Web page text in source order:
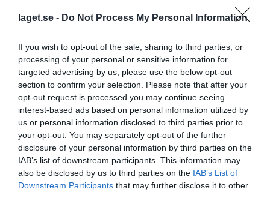
laget.se - Do Not Process My Personal Information
If you wish to opt-out of the sale, sharing to third parties, or
processing of your personal or sensitive information for
targeted advertising by us, please use the below opt-out
section to confirm your selection. Please note that after your
opt-out request is processed you may continue seeing
interest-based ads based on personal information utilized by
us or personal information disclosed to third parties prior to
your opt-out. You may separately opt-out of the further
disclosure of your personal information by third parties on the
IAB’s list of downstream participants. This information may
also be disclosed by us to third parties on the IAB’s List of
Downstream Participants that may further disclose it to other
Erkisi och Astrid Walldén. Rätttvist, nja, men det är ju målen som
räknas.
I den andra halvleken har Rytterne mest boll och skapar väl ett
hundratal hörnor. De kan både reducera och kvittera efter hörnor,
vad annars, och matchen slutar 2-2. Ett inte alls orättvist resultat,
tycker jag, men det räckte ändå till en poäng och vi kan hålla
Rytterne efter oss i tabellen och fick lite revansch från vårens
"disaster"på Behrn!
Att sen skribenten sedan lyckas bli avvisad från bänken är ju en
historia som kräver sin förklaring. Innan ni läser vidare nu, tänk så
här. Det är domaren som bestämmer.
Så här var det: Emma T kommer en mot en med en Rytterneback,